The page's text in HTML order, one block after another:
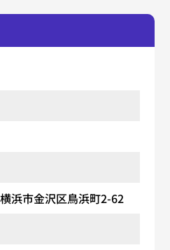
浜市金沢区鳥浜町2-62